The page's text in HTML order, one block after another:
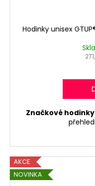
Hodinky unisex
Značkové hodinky
AKCE
NOVINKA